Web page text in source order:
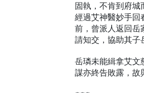
固執，不肯到府
經過艾神醫妙手回
前，曾派人返回岳
請知交，協助其子
岳璘未能緝拿艾文
謀亦終告敗露，